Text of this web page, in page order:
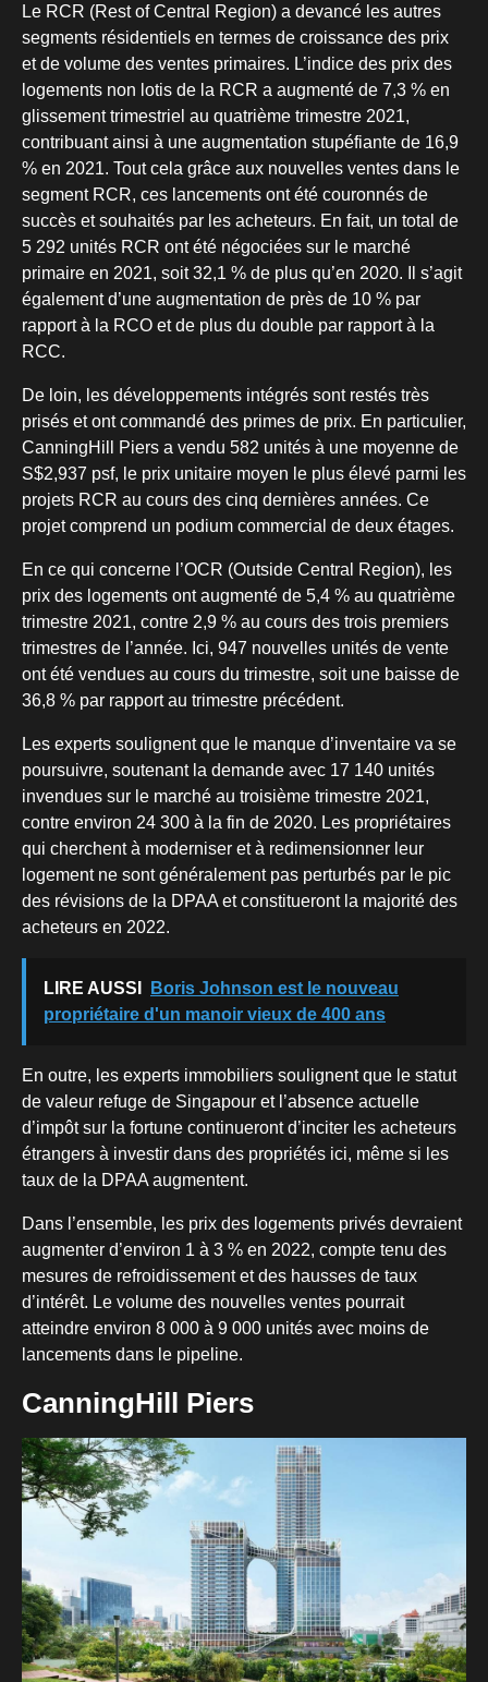
Le RCR (Rest of Central Region) a devancé les autres
segments résidentiels en termes de croissance des prix
et de volume des ventes primaires. L’indice des prix des
logements non lotis de la RCR a augmenté de 7,3 % en
glissement trimestriel au quatrième trimestre 2021,
contribuant ainsi à une augmentation stupéfiante de 16,9
% en 2021. Tout cela grâce aux nouvelles ventes dans le
segment RCR, ces lancements ont été couronnés de
succès et souhaités par les acheteurs. En fait, un total de
5 292 unités RCR ont été négociées sur le marché
primaire en 2021, soit 32,1 % de plus qu’en 2020. Il s’agit
également d’une augmentation de près de 10 % par
rapport à la RCO et de plus du double par rapport à la
RCC.
De loin, les développements intégrés sont restés très
prisés et ont commandé des primes de prix. En particulier,
CanningHill Piers a vendu 582 unités à une moyenne de
S$2,937 psf, le prix unitaire moyen le plus élevé parmi les
projets RCR au cours des cinq dernières années. Ce
projet comprend un podium commercial de deux étages.
En ce qui concerne l’OCR (Outside Central Region), les
prix des logements ont augmenté de 5,4 % au quatrième
trimestre 2021, contre 2,9 % au cours des trois premiers
trimestres de l’année. Ici, 947 nouvelles unités de vente
ont été vendues au cours du trimestre, soit une baisse de
36,8 % par rapport au trimestre précédent.
Les experts soulignent que le manque d’inventaire va se
poursuivre, soutenant la demande avec 17 140 unités
invendues sur le marché au troisième trimestre 2021,
contre environ 24 300 à la fin de 2020. Les propriétaires
qui cherchent à moderniser et à redimensionner leur
logement ne sont généralement pas perturbés par le pic
des révisions de la DPAA et constitueront la majorité des
acheteurs en 2022.
LIRE AUSSI
Boris Johnson est le nouveau
propriétaire d'un manoir vieux de 400 ans
En outre, les experts immobiliers soulignent que le statut
de valeur refuge de Singapour et l’absence actuelle
d’impôt sur la fortune continueront d’inciter les acheteurs
étrangers à investir dans des propriétés ici, même si les
taux de la DPAA augmentent.
Dans l’ensemble, les prix des logements privés devraient
augmenter d’environ 1 à 3 % en 2022, compte tenu des
mesures de refroidissement et des hausses de taux
d’intérêt. Le volume des nouvelles ventes pourrait
atteindre environ 8 000 à 9 000 unités avec moins de
lancements dans le pipeline.
CanningHill Piers